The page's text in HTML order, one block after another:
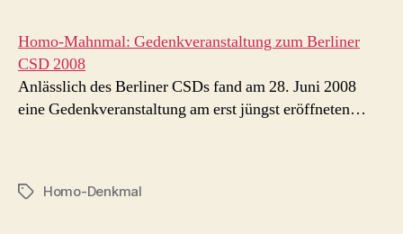
Homo-Mahnmal: Gedenkveranstaltung zum Berliner
CSD 2008
Anlässlich des Berliner CSDs fand am 28. Juni 2008
eine Gedenkveranstaltung am erst jüngst eröffneten…
Schlagwörter
Homo-Denkmal